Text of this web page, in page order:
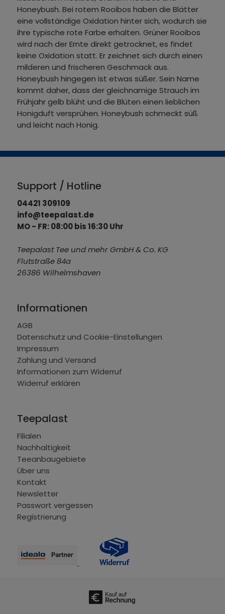
Honeybush. Bei rotem Rooibos haben die Blätter
eine vollständige Oxidation hinter sich, wodurch sie
ihre typische rote Farbe erhalten. Grüner Rooibos
wird nach der Ernte direkt getrocknet, es findet
keine Oxidation statt. Er zeichnet sich durch einen
milderen und frischeren Geschmack aus.
Honeybush hingegen ist etwas süßer. Sein Name
kommt daher, dass der gleichnamige Strauch im
Frühjahr gelb blüht und die Blüten einen lieblichen
Honigduft versprühen. Honeybush schmeckt süß
und leicht nach Honig.
Support / Hotline
04421 309109
info@teepalast.de
MO - FR: 08:00 bis 16:30 Uhr
Teepalast Tee und mehr GmbH & Co. KG
Flutstraße 84a
26386 Wilhelmshaven
Informationen
AGB
Datenschutz und Cookie-Einstellungen
Impressum
Zahlung und Versand
Informationen zum Widerruf
Widerruf erklären
Teepalast
Filialen
Nachhaltigkeit
Teeanbaugebiete
Über uns
Kontakt
Newsletter
Passwort vergessen
Registrierung